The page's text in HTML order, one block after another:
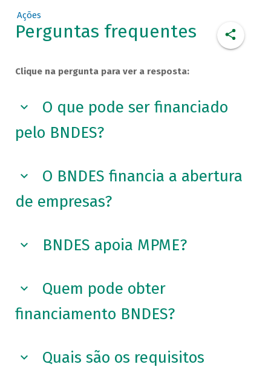
Ações
Perguntas frequentes
Clique na pergunta para ver a resposta:
O que pode ser financiado
pelo BNDES?
O BNDES financia a abertura
de empresas?
BNDES apoia MPME?
Quem pode obter
financiamento BNDES?
Quais são os requisitos